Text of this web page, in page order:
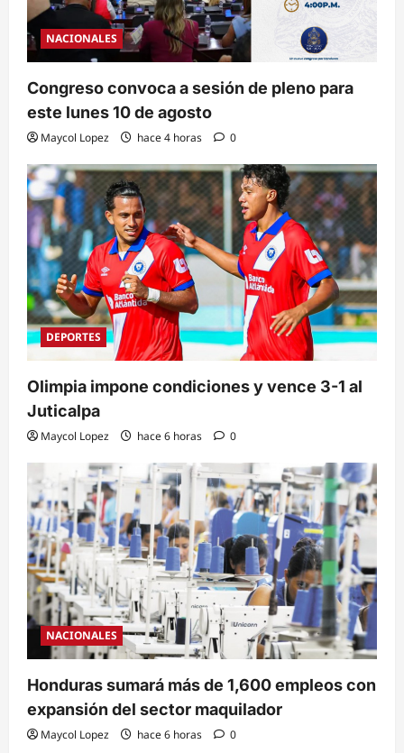
NACIONALES
Congreso convoca a sesión de pleno para
este lunes 10 de agosto
Maycol Lopez hace 4 horas 0
DEPORTES
Olimpia impone condiciones y vence 3-1 al
Juticalpa
Maycol Lopez hace 6 horas 0
NACIONALES
Honduras sumará más de 1,600 empleos con
expansión del sector maquilador
Maycol Lopez hace 6 horas 0